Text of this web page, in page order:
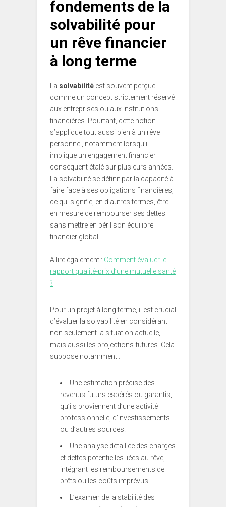
fondements de la
solvabilité pour
un rêve financier
à long terme
La solvabilité est souvent perçue
comme un concept strictement réservé
aux entreprises ou aux institutions
financières. Pourtant, cette notion
s’applique tout aussi bien à un rêve
personnel, notamment lorsqu’il
implique un engagement financier
conséquent étalé sur plusieurs années.
La solvabilité se définit par la capacité à
faire face à ses obligations financières,
ce qui signifie, en d’autres termes, être
en mesure de rembourser ses dettes
sans mettre en péril son équilibre
financier global.
A lire également : Comment évaluer le
rapport qualité-prix d’une mutuelle santé
?
Pour un projet à long terme, il est crucial
d’évaluer la solvabilité en considérant
non seulement la situation actuelle,
mais aussi les projections futures. Cela
suppose notamment :
Une estimation précise des
revenus futurs espérés ou garantis,
qu’ils proviennent d’une activité
professionnelle, d’investissements
ou d’autres sources.
Une analyse détaillée des charges
et dettes potentielles liées au rêve,
intégrant les remboursements de
prêts ou les coûts imprévus.
L’examen de la stabilité des